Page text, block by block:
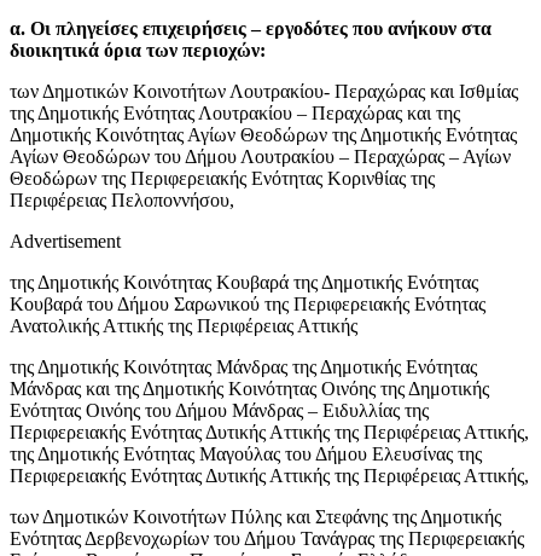
α. Οι πληγείσες επιχειρήσεις – εργοδότες που ανήκουν στα
διοικητικά όρια των περιοχών:
των Δημοτικών Κοινοτήτων Λουτρακίου- Περαχώρας και Ισθμίας
της Δημοτικής Ενότητας Λουτρακίου – Περαχώρας και της
Δημοτικής Κοινότητας Αγίων Θεοδώρων της Δημοτικής Ενότητας
Αγίων Θεοδώρων του Δήμου Λουτρακίου – Περαχώρας – Αγίων
Θεοδώρων της Περιφερειακής Ενότητας Κορινθίας της
Περιφέρειας Πελοποννήσου,
Advertisement
της Δημοτικής Κοινότητας Κουβαρά της Δημοτικής Ενότητας
Κουβαρά του Δήμου Σαρωνικού της Περιφερειακής Ενότητας
Ανατολικής Αττικής της Περιφέρειας Αττικής
της Δημοτικής Κοινότητας Μάνδρας της Δημοτικής Ενότητας
Μάνδρας και της Δημοτικής Κοινότητας Οινόης της Δημοτικής
Ενότητας Οινόης του Δήμου Μάνδρας – Ειδυλλίας της
Περιφερειακής Ενότητας Δυτικής Αττικής της Περιφέρειας Αττικής,
της Δημοτικής Ενότητας Μαγούλας του Δήμου Ελευσίνας της
Περιφερειακής Ενότητας Δυτικής Αττικής της Περιφέρειας Αττικής,
των Δημοτικών Κοινοτήτων Πύλης και Στεφάνης της Δημοτικής
Ενότητας Δερβενοχωρίων του Δήμου Τανάγρας της Περιφερειακής